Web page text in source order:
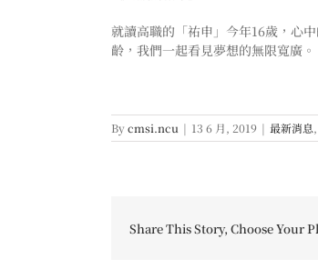
就讀高職的「祐申」今年16歲，心
齡，我們一起看見夢想的無限寬廣。
Bycmsi.ncu | 13 6 月, 2019 | 最新消息,
Share This Story, Choose Your